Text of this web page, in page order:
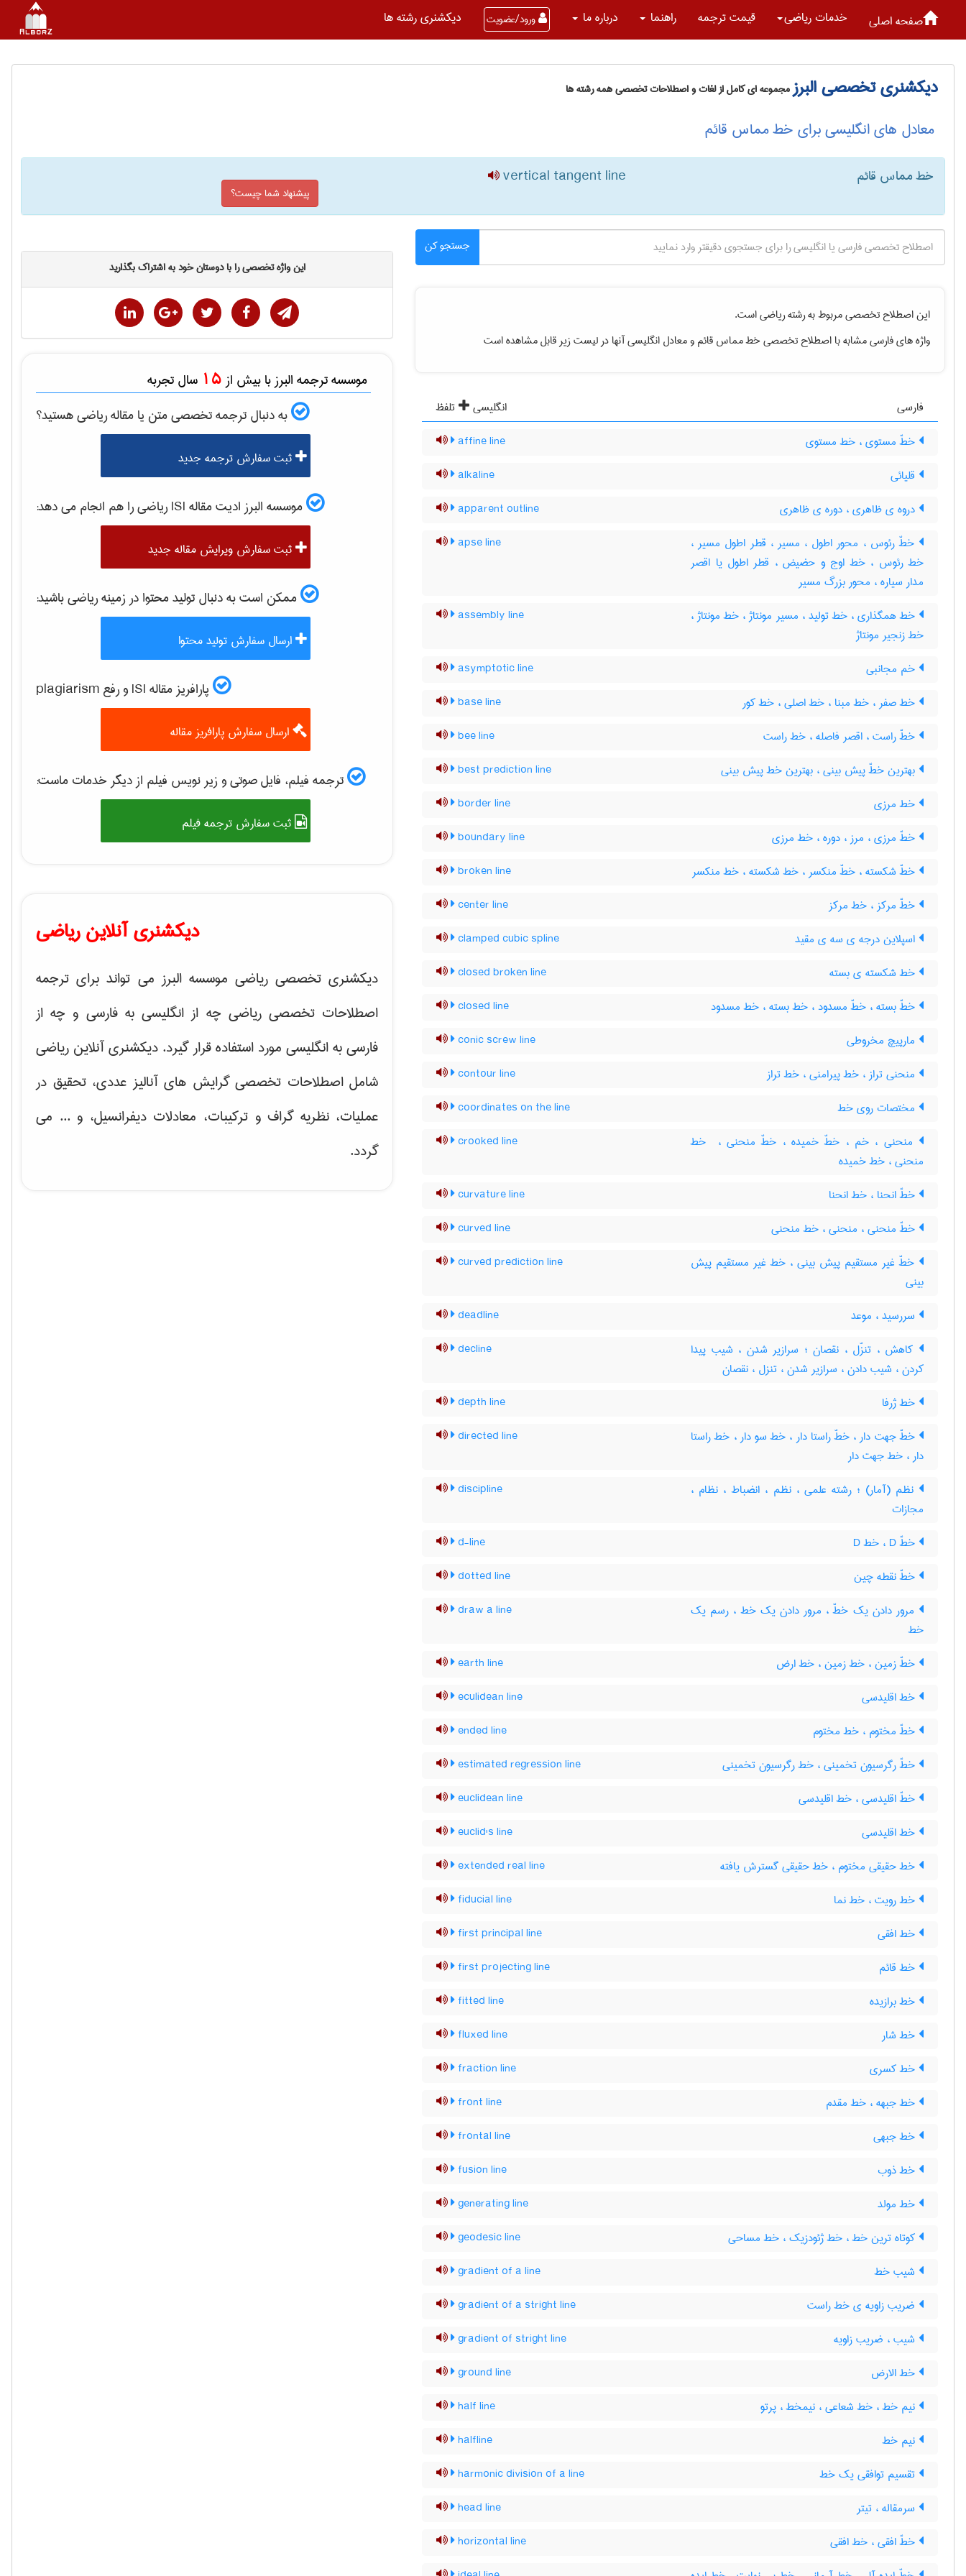
صفحه اصلی خدمات رياضی قیمت ترجمه راهنما درباره ما ورود/عضویت دیکشنری رشته ها
دیکشنری تخصصی البرزمجموعه ای کامل از لغات و اصطلاحات تخصصی همه رشته ها
معادل های انگلیسی برای خط مماس قائم
خط مماس قائم vertical tangent line
پیشنهاد شما چیست؟
جستجو کن
این اصطلاح تخصصی مربوط به رشتهرياضیاست.
واژه های فارسی مشابه با اصطلاح تخصصیخط مماس قائمو معادل انگلیسی آنها در لیست زیر قابل مشاهده است
فارسی انگلیسی
تلفظ
خطّ مستوی ، خط مستوی
affine line
قلیائی alkaline
دروه ی ظاهری ، دوره ی ظاهری apparent outline
خطّ رئوس ، محور اطول ، مسیر ، قطر اطول مسیر ،
خط رئوس ، خط اوج و حضیض ، قطر اطول یا اقصر
مدار سیاره ، محور بزرگ مسیر
apse line
خط همگذاری ، خط تولید ، مسیر مونتاژ ، خط مونتاژ ،
خط زنجیر مونتاژ
assembly line
خم مجانبی asymptotic line
خط صفر ، خط مبنا ، خط اصلی ، خط کور base line
خطّ راست ، اقصر فاصله ، خط راست bee line
بهترین خطّ پیش بینی ، بهترین خط پیش بینی best prediction line
خط مرزی border line
خطّ مرزی ، مرز ، دوره ، خط مرزی boundary line
خطّ شکسته ، خطّ منکسر ، خط شکسته ، خط منکسر broken line
خطّ مرکز ، خط مرکز center line
اسپلاین درجه ی سه ی مقید clamped cubic spline
خط شکسته ی بسته closed broken line
خطّ بسته ، خطّ مسدود ، خط بسته ، خط مسدود closed line
مارپیچ مخروطی conic screw line
منحنی تراز ، خط پیرامنی ، خط تراز contour line
مختصات روی خط coordinates on the line
منحنی ، خم ، خطّ خمیده ، خطّ منحنی ، ‌ خط
منحنی ، خط خمیده
crooked line
خطّ انحنا ، خط انحنا curvature line
خطّ منحنی ، منحنی ، خط منحنی curved line
خطّ غیر مستقیم پیش بینی ، خط غیر مستقیم پیش
بینی
curved prediction line
سررسید ، موعد deadline
کاهش ، تنزّل ، نقصان ؛ سرازیر شدن ، شیب پیدا
کردن ، شیب دادن ، سرازیر شدن ، تنزل ، نقصان
decline
خط ژرفا depth line
خطّ جهت دار ، خطّ راستا دار ، خط سو دار ، خط راستا
دار ، خط جهت دار
directed line
نظم (آمار) ؛ رشته علمی ، نظم ، انضباط ، نظام ،
مجازات
discipline
خطّ D ، خط D d-line
خطّ نقطه چین dotted line
مرور دادن یک خطّ ، مرور دادن یک خط ، رسم یک
خط
draw a line
خطّ زمین ، خط زمین ، خط ارض earth line
خط اقلیدسی eculidean line
خطّ مختوم ، خط مختوم ended line
خطّ رگرسیون تخمینی ، خط رگرسیون تخمینی estimated regression line
خطّ اقلیدسی ، خط اقلیدسی euclidean line
خط اقلیدسی euclid's line
خط حقیقی مختوم ، خط حقیقی گسترش یافته extended real line
خط رویت ، خط نما fiducial line
خط افقی first principal line
خط قائم first projecting line
خط برازیده fitted line
خط شار fluxed line
خط کسری fraction line
خط جبهه ، خط مقدم front line
خط جبهی frontal line
خط ذوب fusion line
خط مولد generating line
کوتاه ترین خط ، خط ژئودزیک ، خط مساحی geodesic line
شیب خط gradient of a line
ضریب زاویه ی خط راست gradient of a stright line
شیب ، ضریب زاویه gradient of stright line
خط الارض ground line
نیم خط ، خط شعاعی ، نیمخط ، پرتو half line
نیم خط halfline
تقسیم توافقی یک خط harmonic division of a line
سرمقاله ، تیتر head line
خطّ افقی ، خط افقی horizontal line
این واژه تخصصی را با دوستان خود به اشتراک بگذارید
موسسه ترجمه البرز با بیش از 15 سال تجربه
به دنبال ترجمه تخصصی متن یا مقالهرياضیهستید؟
ثبت سفارش ترجمه جدید
موسسه البرز ادیت مقاله ISI رياضیرا هم انجام می دهد:
ثبت سفارش ویرایش مقاله جدید
ممکن است به دنبال تولید محتوا در زمینهرياضیباشید:
ارسال سفارش تولید محتوا
پارافریز مقاله ISI و رفع plagiarism
ارسال سفارش پارافریز مقاله
ترجمه فیلم، فایل صوتی و زیر نویس فیلم از دیگر خدمات ماست:
ثبت سفارش ترجمه فیلم
دیکشنری آنلاین ریاضی
دیکشنری تخصصی ریاضی موسسه البرز می تواند برای ترجمه
اصطلاحات تخصصی ریاضی چه از انگلیسی به فارسی و چه از
فارسی به انگلیسی مورد استفاده قرار گیرد. دیکشنری آنلاین ریاضی
شامل اصطلاحات تخصصی گرایش هایآنالیز عددی، تحقیق در
عملیات، نظریه گراف و تركیبات، معادلات دیفرانسیل، و ... می
گردد.